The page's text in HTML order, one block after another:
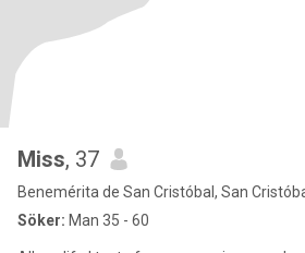
Miss, 37
Benemérita de San Cristóbal, San
Söker: Man 35 - 60